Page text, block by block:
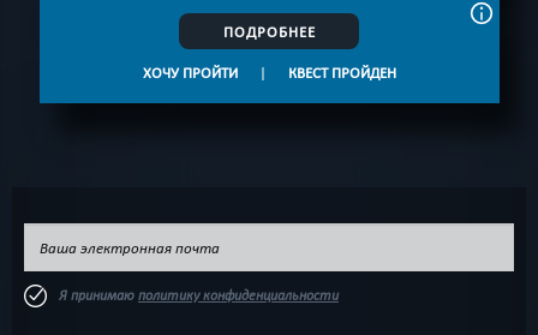
ПОДРОБНЕЕ
ХОЧУ ПРОЙТИ | КВЕСТ ПРОЙДЕН
Я принимаю политику конфиденциальности